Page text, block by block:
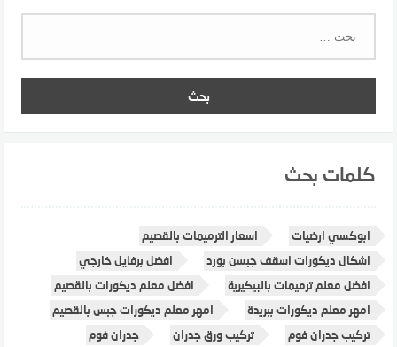
كلمات بحث
ابوكسي ارضيات
اسعار الترميمات بالقصيم
اشكال ديكورات اسقف جبسن بورد
افضل برفايل خارجي
افضل معلم ترميمات بالبيكيرية
افضل معلم ديكورات بالقصيم
امهر معلم ديكورات ببريدة
امهر معلم ديكورات جبس بالقصيم
تركيب جدران فوم
تركيب ورق جدران
جدران فوم